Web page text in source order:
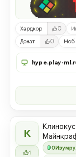
Хардкор 0
Донат 0 Моб
hype.play-
К
1
0